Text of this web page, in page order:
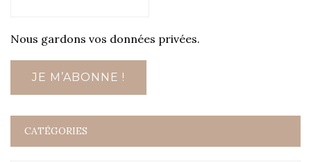
Nous gardons vos données privées.
CATÉGORIES